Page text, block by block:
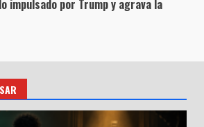
impulsado por Trump y agrava la